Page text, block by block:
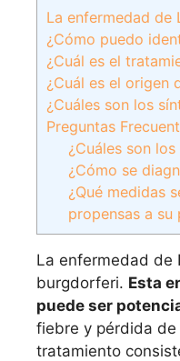
La enfermedad de
¿Cómo puedo
¿Cuál es el
¿Cuál es el origen
¿Cuáles son los
Preguntas
¿Cuáles son
¿Cómo se
¿Qué medidas
propensas a su
La enfermedad de
burgdorferi. Esta
puede ser
fiebre y pérdida de
tratamiento